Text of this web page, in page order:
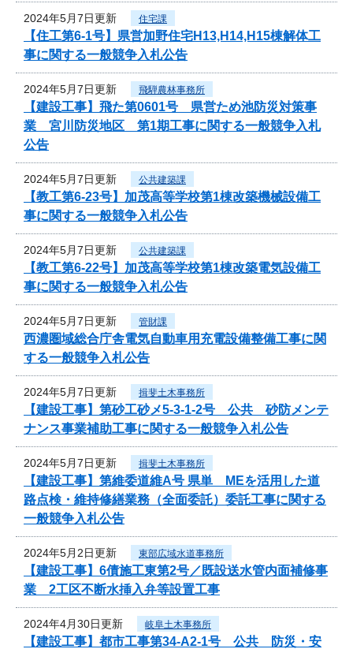
2024年5月7日更新 住宅課
【住工第6-1号】県営加野住宅H13,H14,H15棟解体工
事に関する一般競争入札公告
2024年5月7日更新 飛騨農林事務所
【建設工事】飛た第0601号 県営ため池防災対策事
業 宮川防災地区 第1期工事に関する一般競争入札
公告
2024年5月7日更新 公共建築課
【教工第6-23号】加茂高等学校第1棟改築機械設備工
事に関する一般競争入札公告
2024年5月7日更新 公共建築課
【教工第6-22号】加茂高等学校第1棟改築電気設備工
事に関する一般競争入札公告
2024年5月7日更新 管財課
西濃圏域総合庁舎電気自動車用充電設備整備工事に関
する一般競争入札公告
2024年5月7日更新 揖斐土木事務所
【建設工事】第砂工砂メ5-3-1-2号 公共 砂防メンテ
ナンス事業補助工事に関する一般競争入札公告
2024年5月7日更新 揖斐土木事務所
【建設工事】第維委道維A号 県単 MEを活用した道
路点検・維持修繕業務（全面委託）委託工事に関する
一般競争入札公告
2024年5月2日更新 東部広域水道事務所
【建設工事】6債施工東第2号／既設送水管内面補修事
業 2工区不断水挿入弁等設置工事
2024年4月30日更新 岐阜土木事務所
【建設工事】都市工事第34-A2-1号 公共 防災・安